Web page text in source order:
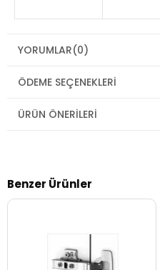
YORUMLAR(0)
ÖDEME SEÇENEKLERI
ÜRÜN ÖNERILERI
Benzer Ürünler